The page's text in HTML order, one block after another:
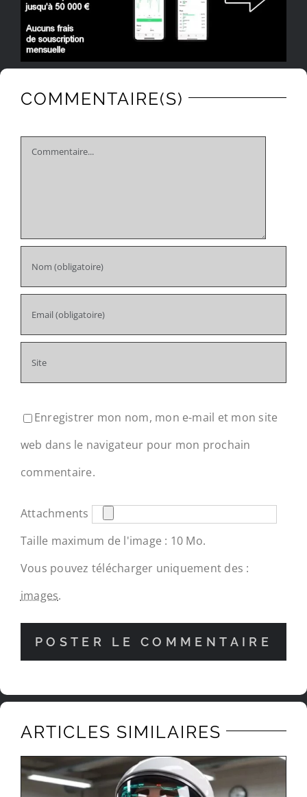
COMMENTAIRE(S)
Comment
Enregistrer mon nom, mon e-mail et mon site
web dans le navigateur pour mon prochain
commentaire.
Attachments
Taille maximum de l'image : 10 Mo.
Vous pouvez télécharger uniquement des :
images.
ARTICLES SIMILAIRES